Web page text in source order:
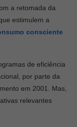
a retomada da
estimulem a
consciente
de eficiência
por parte da
em 2001. Mas,
relevantes